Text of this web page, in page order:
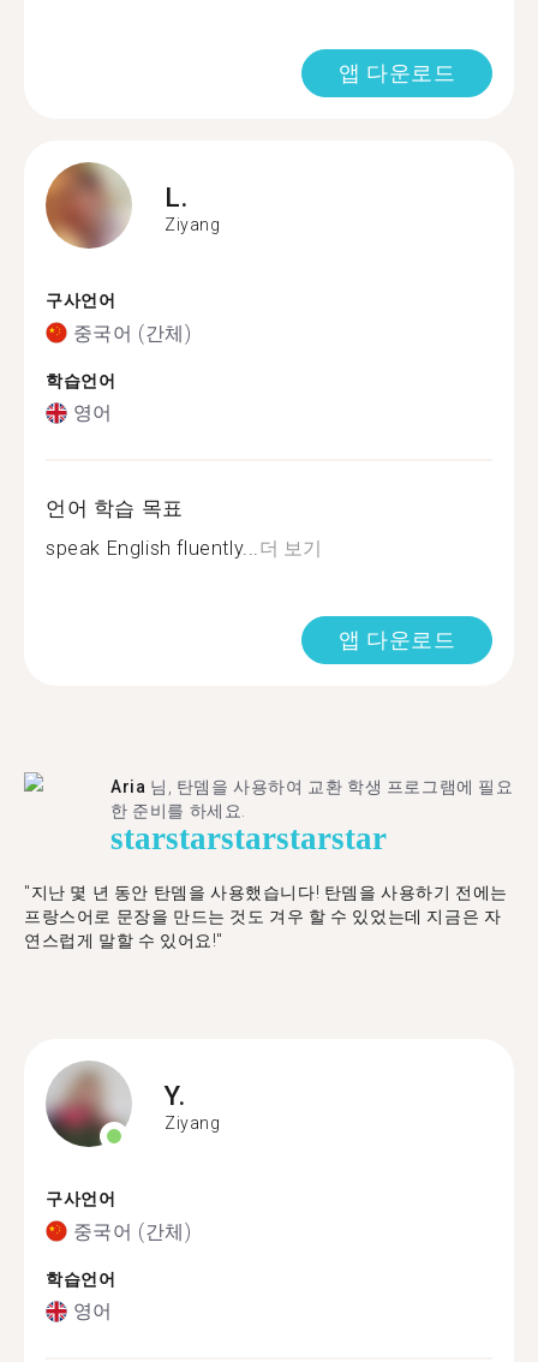
앱 다운로드
L.
Ziyang
구사언어
중국어 (간체)
학습언어
영어
언어 학습 목표
speak English fluently...더 보기
앱 다운로드
Aria 님, 탄뎀을 사용하여 교환 학생 프로그램에 필요
한 준비를 하세요.
starstarstarstarstar
"​​지난 몇 년 동안 탄뎀을 사용했습니다! 탄뎀을 사용하기 전에는
프랑스어로 문장을 만드는 것도 겨우 할 수 있었는데 지금은 자
연스럽게 말할 수 있어요!"
Y.
Ziyang
구사언어
중국어 (간체)
학습언어
영어